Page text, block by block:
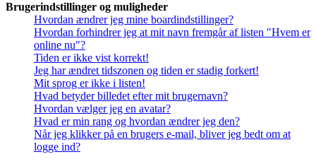
Brugerindstillinger og muligheder
Hvordan ændrer jeg mine boardindstillinger?
Hvordan forhindrer jeg at mit navn fremgår af listen "Hvem er
online nu"?
Tiden er ikke vist korrekt!
Jeg har ændret tidszonen og tiden er stadig forkert!
Mit sprog er ikke i listen!
Hvad betyder billedet efter mit brugernavn?
Hvordan vælger jeg en avatar?
Hvad er min rang og hvordan ændrer jeg den?
Når jeg klikker på en brugers e-mail, bliver jeg bedt om at
logge ind?